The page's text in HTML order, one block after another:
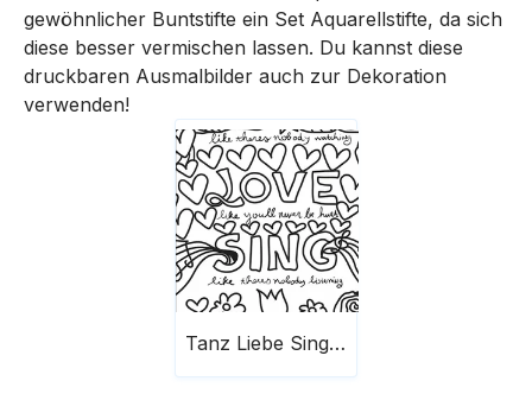
gewöhnlicher Buntstifte ein Set Aquarellstifte, da sich
diese besser vermischen lassen. Du kannst diese
druckbaren Ausmalbilder auch zur Dekoration
verwenden!
Tanz Liebe Singe Lebe